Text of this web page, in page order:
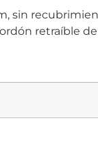
sin
retraíble